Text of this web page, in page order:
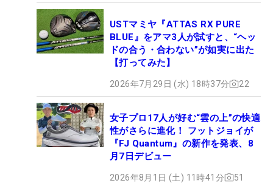
USTマミヤ『ATTAS RX PURE
BLUE』をアマ3人が試すと、“ヘッ
ドの合う・合わない”が如実に出た
【打ってみた】
2026年7月29日 (水) 18時37分 22
女子プロ17人が好む“雲の上”の快適
性がさらに進化！ フットジョイが
『FJ Quantum』の新作を発表、8
月7日デビュー
2026年8月1日 (土) 11時41分 51